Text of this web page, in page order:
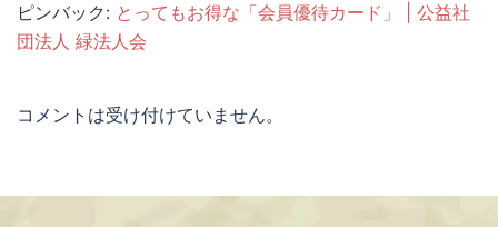
ピンバック: とってもお得な「会員優待カード」 | 公益社
団法人 緑法人会
コメントは受け付けていません。